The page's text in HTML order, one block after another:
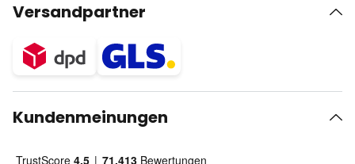
Versandpartner
Kundenmeinungen